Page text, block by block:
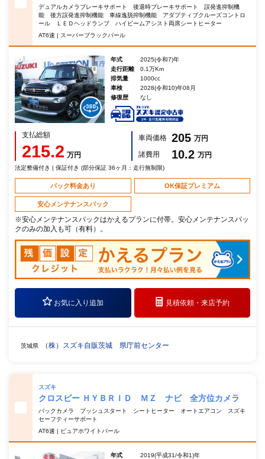
デュアルカメラブレーキサポート 後退時ブレーキサポート 誤発進抑制機
能 後方誤発進抑制機能 車線逸脱抑制機能 アダプティブクルーズコントロ
ール ＬＥＤヘッドランプ ハイビームアシスト両席シートヒーター
AT6速 | スーパーブラックパール
年式
2025(令和7)年
走行距離
0.1万Km
排気量
1000cc
車検
2028(令和10)年08月
修復歴
なし
支払総額
215.2 万円
車両価格 205 万円
諸費用
10.2 万円
法定整備付き | 保証付き (部分保証 36ヶ月：走行無制限)
パック料金あり OK保証プレミアム
安心メンテナンスパック
※安心メンテナンスパックはかえるプランに付帯。安心メンテナンスパッ
クのみの加入も可（有料）。
お気に入り追加 見積依頼・来店予約
茨城県 （株）スズキ自販茨城 県庁前センター
スズキ
クロスビー ＨＹＢＲＩＤ ＭＺ ナビ 全方位カメラ
バックカメラ プッシュスタート シートヒーター オートエアコン スズキ
セーフティーサポート
AT6速 | ピュアホワイトパール
年式
2019(平成31/令和1)年